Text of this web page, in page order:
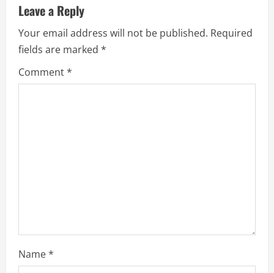
e
R
e
Leave a Reply
Your email address will not be published. Required
fields are marked *
Comment*
Name*